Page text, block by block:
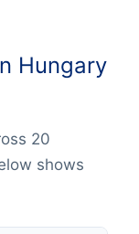
Hungary
20
shows